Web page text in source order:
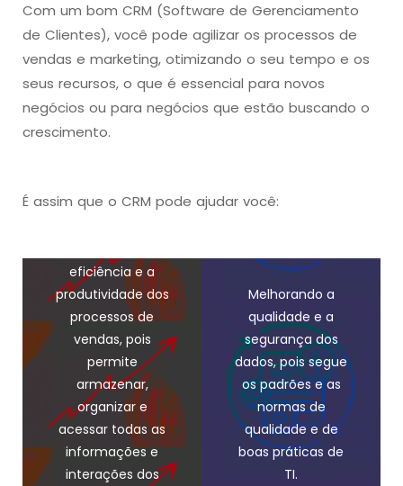
Com um bom CRM (Software de Gerenciamento
de Clientes), você pode agilizar os processos de
vendas e marketing, otimizando o seu tempo e os
seus recursos, o que é essencial para novos
negócios ou para negócios que estão buscando o
crescimento.
É assim que o CRM pode ajudar você:
eficiência e a
produtividade dos
processos de
vendas, pois
permite
armazenar,
organizar e
acessar todas as
informações e
interações dos
eficiência e a
produtividade dos
processos de
vendas, pois
permite
armazenar,
organizar e
acessar todas as
informações e
interações dos
Melhorando a
qualidade e a
segurança dos
dados, pois segue
os padrões e as
normas de
qualidade e de
boas práticas de
TI.
eficiência e a
produtividade dos
processos de
vendas, pois
permite
armazenar,
organizar e
acessar todas as
informações e
interações dos